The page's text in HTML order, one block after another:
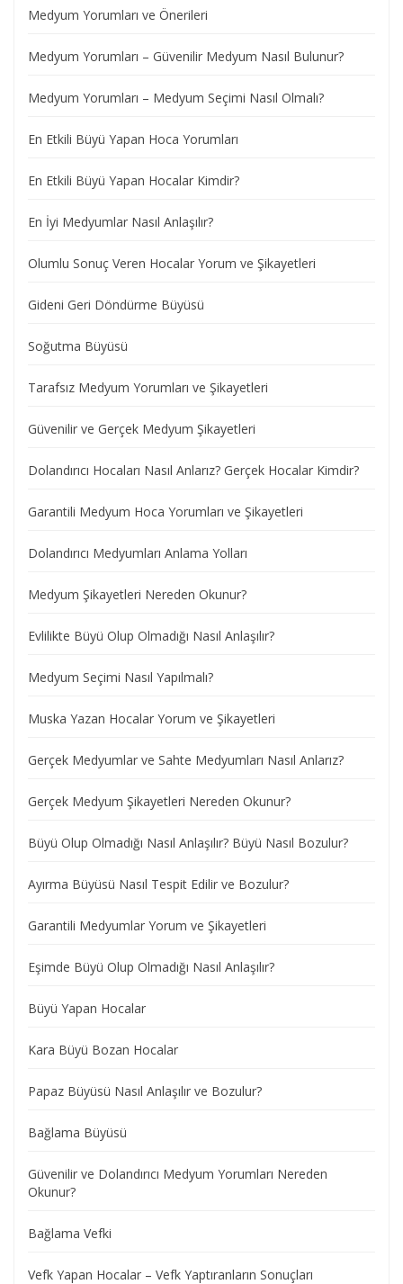
Medyum Yorumları ve Önerileri
Medyum Yorumları – Güvenilir Medyum Nasıl Bulunur?
Medyum Yorumları – Medyum Seçimi Nasıl Olmalı?
En Etkili Büyü Yapan Hoca Yorumları
En Etkili Büyü Yapan Hocalar Kimdir?
En İyi Medyumlar Nasıl Anlaşılır?
Olumlu Sonuç Veren Hocalar Yorum ve Şikayetleri
Gideni Geri Döndürme Büyüsü
Soğutma Büyüsü
Tarafsız Medyum Yorumları ve Şikayetleri
Güvenilir ve Gerçek Medyum Şikayetleri
Dolandırıcı Hocaları Nasıl Anlarız? Gerçek Hocalar Kimdir?
Garantili Medyum Hoca Yorumları ve Şikayetleri
Dolandırıcı Medyumları Anlama Yolları
Medyum Şikayetleri Nereden Okunur?
Evlilikte Büyü Olup Olmadığı Nasıl Anlaşılır?
Medyum Seçimi Nasıl Yapılmalı?
Muska Yazan Hocalar Yorum ve Şikayetleri
Gerçek Medyumlar ve Sahte Medyumları Nasıl Anlarız?
Gerçek Medyum Şikayetleri Nereden Okunur?
Büyü Olup Olmadığı Nasıl Anlaşılır? Büyü Nasıl Bozulur?
Ayırma Büyüsü Nasıl Tespit Edilir ve Bozulur?
Garantili Medyumlar Yorum ve Şikayetleri
Eşimde Büyü Olup Olmadığı Nasıl Anlaşılır?
Büyü Yapan Hocalar
Kara Büyü Bozan Hocalar
Papaz Büyüsü Nasıl Anlaşılır ve Bozulur?
Bağlama Büyüsü
Güvenilir ve Dolandırıcı Medyum Yorumları Nereden
Okunur?
Bağlama Vefki
Vefk Yapan Hocalar – Vefk Yaptıranların Sonuçları